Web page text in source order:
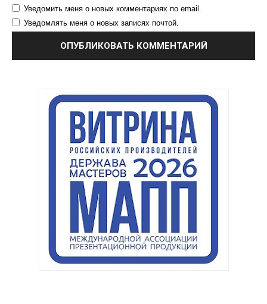
Уведомить меня о новых комментариях по email.
Уведомлять меня о новых записях почтой.